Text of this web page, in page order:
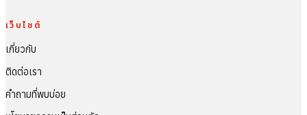
เว็บไซต์
เกี่ยวกับ
ติดต่อเรา
คำถามที่พบบ่อย